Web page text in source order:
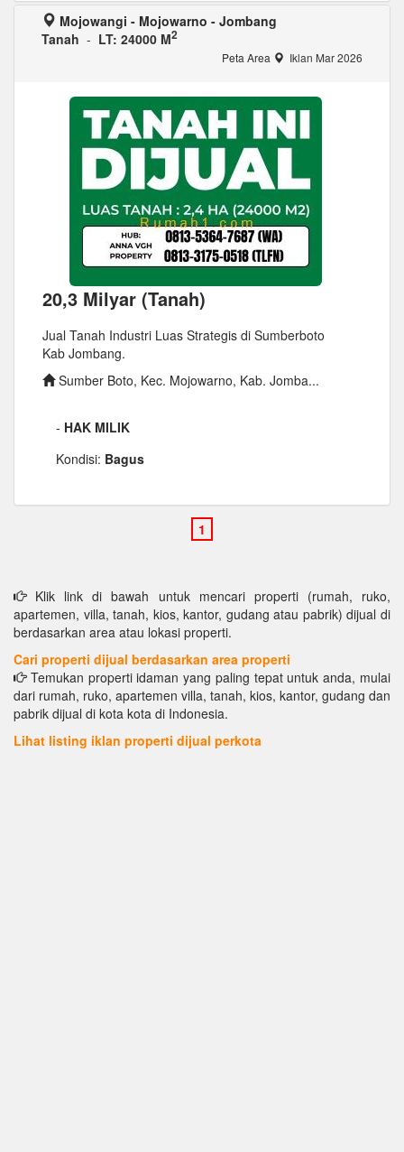
Mojowangi - Mojowarno - Jombang
Tanah - LT: 24000 M2
Peta Area Iklan Mar 2026
20,3 Milyar (Tanah)
Jual Tanah Industri Luas Strategis di Sumberboto
Kab Jombang.
Sumber Boto, Kec. Mojowarno, Kab. Jomba...
- HAK MILIK
Kondisi: Bagus
Klik link di bawah untuk mencari properti (rumah, ruko,
apartemen, villa, tanah, kios, kantor, gudang atau pabrik) dijual di
berdasarkan area atau lokasi properti.
Cari properti dijual berdasarkan area properti
Temukan properti idaman yang paling tepat untuk anda, mulai
dari rumah, ruko, apartemen villa, tanah, kios, kantor, gudang dan
pabrik dijual di kota kota di Indonesia.
Lihat listing iklan properti dijual perkota